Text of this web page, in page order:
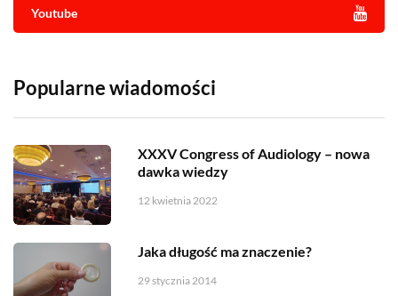
Youtube
Popularne wiadomości
XXXV Congress of Audiology – nowa
dawka wiedzy
12 kwietnia 2022
Jaka długość ma znaczenie?
29 stycznia 2014